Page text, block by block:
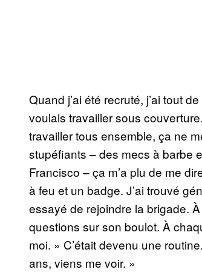
Quand j’ai été recruté, j’ai tout
voulais travailler sous
travailler tous ensemble, ça ne
stupéfiants – des mecs à barbe
Francisco – ça m’a plu de me
à feu et un badge. J’ai trouvé
essayé de rejoindre la brigade.
questions sur son boulot. À
moi. » C’était devenu une
ans, viens me voir. »